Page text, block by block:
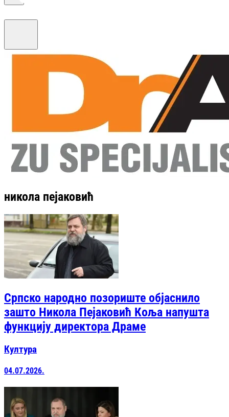
никола пејаковић
Српско народно позориште објаснило
зашто Никола Пејаковић Коља напушта
функцију директора Драме
Култура
04.07.2026.